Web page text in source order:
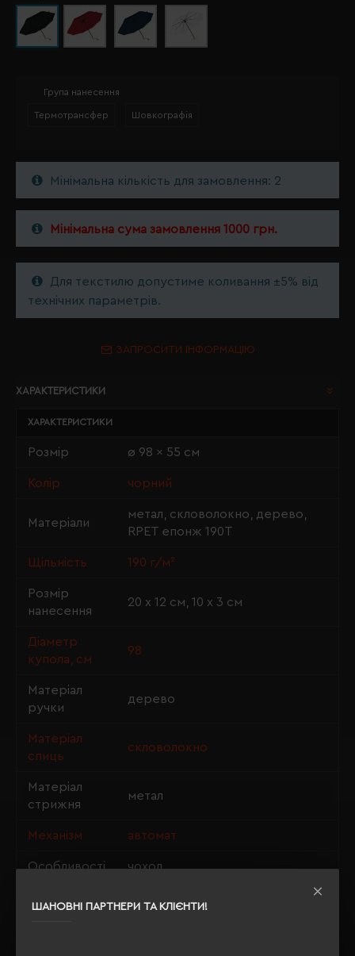
ШАНОВНІ ПАРТНЕРИ ТА КЛІЄНТИ!
Група нанесення
Термотрансфер Шовкографія
Мінімальна кількість для замовлення: 2
Мінімальна сума замовлення 1000 грн.
Для текстилю допустиме коливання ±5% від
технічних параметрів.
ЗАПРОСИТИ ІНФОРМАЦІЮ
ХАРАКТЕРИСТИКИ
ХАРАКТЕРИСТИКИ
Розмір ø 98 x 55 см
Колір чорний
Матеріали
метал, скловолокно, дерево,
RPET епонж 190T
Щільність 190 г/м²
Розмір
нанесення
20 х 12 см, 10 х 3 см
Діаметр
купола, см
98
Матеріал
ручки
дерево
Матеріал
спиць
скловолокно
Матеріал
стрижня
метал
Механізм автомат
Особливості чохол